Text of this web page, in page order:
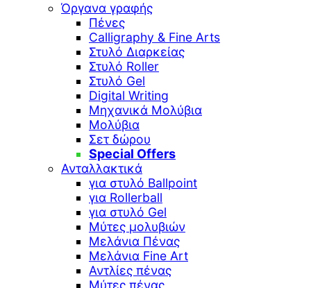
Όργανα γραφής
Πένες
Calligraphy & Fine Arts
Στυλό Διαρκείας
Στυλό Roller
Στυλό Gel
Digital Writing
Μηχανικά Μολύβια
Μολύβια
Σετ δώρου
Special Offers
Ανταλλακτικά
για στυλό Ballpoint
για Rollerball
για στυλό Gel
Μύτες μολυβιών
Μελάνια Πένας
Μελάνια Fine Art
Αντλίες πένας
Μύτες πένας